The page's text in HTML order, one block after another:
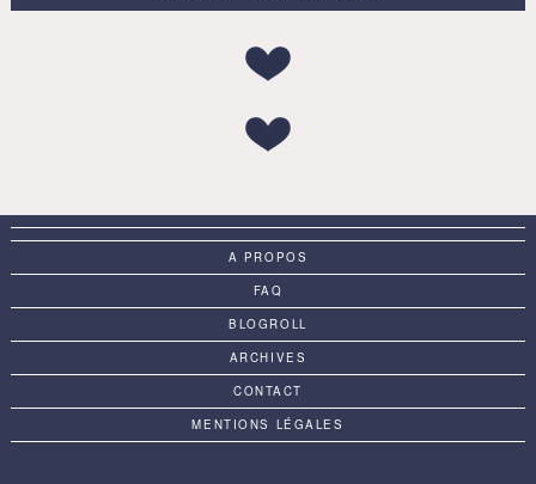
A PROPOS
FAQ
BLOGROLL
ARCHIVES
CONTACT
MENTIONS LÉGALES